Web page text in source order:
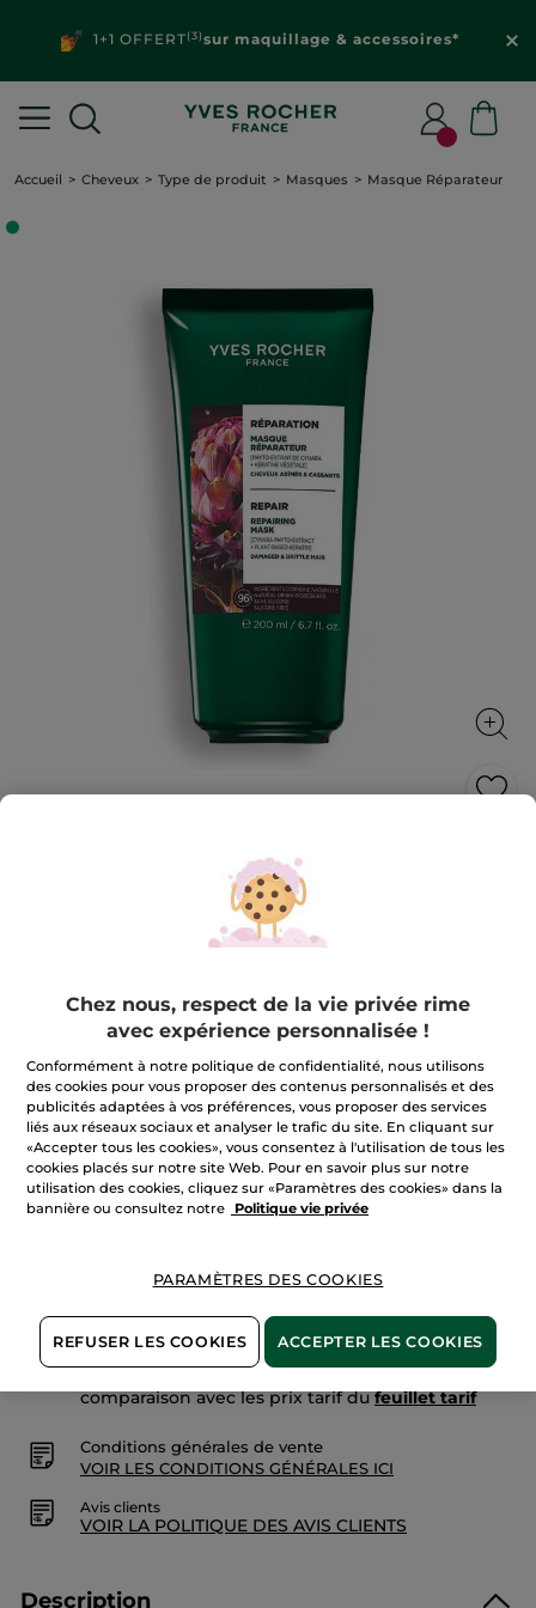
1+1 OFFERT(3)sur maquillage & accessoires*
Accueil Cheveux Type de produit Masques Masque Réparateur
Masque Réparateur
Répare, renforce et redonne de la souplesse
200 ml
sur
étoiles.
les
sur
Masque
Réparateur
-11% 7,99 € Pour comparaison, prix tarif: 8,99 €
Quantité
AJOUTER AU PANIER
Paiement sécurisé
Satisfait ou remboursé
Les promotions initiées par Yves Rocher sont des
comparaison avec les prix tarif dufeuillet tarif
Conditions générales de vente
VOIR LES CONDITIONS GÉNÉRALES ICI
Avis clients
VOIR LA POLITIQUE DES AVIS CLIENTS
Description
Chez nous, respect de la vie privée rime
avec expérience personnalisée !
Conformément à notre politique de confidentialité, nous utilisons
des cookies pour vous proposer des contenus personnalisés et des
publicités adaptées à vos préférences, vous proposer des services
liés aux réseaux sociaux et analyser le trafic du site. En cliquant sur
«Accepter tous les cookies», vous consentez à l'utilisation de tous les
cookies placés sur notre site Web. Pour en savoir plus sur notre
utilisation des cookies, cliquez sur «Paramètres des cookies» dans la
bannière ou consultez notre
Politique vie privée
PARAMÈTRES DES COOKIES
REFUSER LES COOKIES ACCEPTER LES COOKIES